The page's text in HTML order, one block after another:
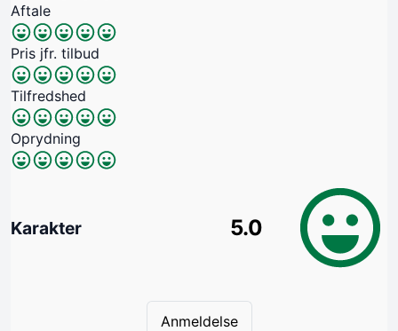
Aftale
Pris jfr. tilbud
Tilfredshed
Oprydning
Karakter 5.0
Anmeldelse